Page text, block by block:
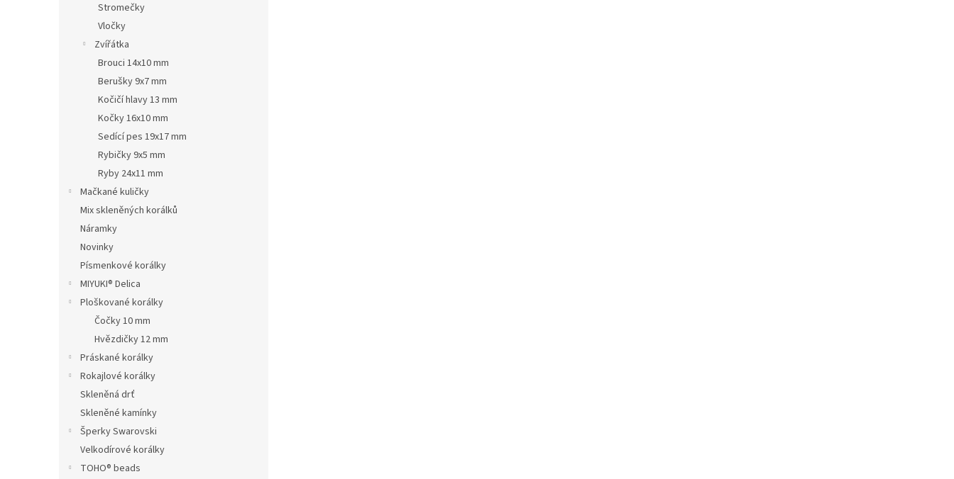
Stromečky
Vločky
Zvířátka
Brouci 14x10 mm
Berušky 9x7 mm
Kočičí hlavy 13 mm
Kočky 16x10 mm
Sedící pes 19x17 mm
Rybičky 9x5 mm
Ryby 24x11 mm
Mačkané kuličky
Mix skleněných korálků
Náramky
Novinky
Písmenkové korálky
MIYUKI® Delica
Ploškované korálky
Čočky 10 mm
Hvězdičky 12 mm
Práskané korálky
Rokajlové korálky
Skleněná drť
Skleněné kamínky
Šperky Swarovski
Velkodírové korálky
TOHO® beads